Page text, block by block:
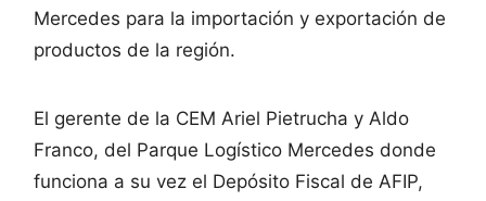
Mercedes para la importación y exportación de
productos de la región.
El gerente de la CEM Ariel Pietrucha y Aldo
Franco, del Parque Logístico Mercedes donde
funciona a su vez el Depósito Fiscal de AFIP,